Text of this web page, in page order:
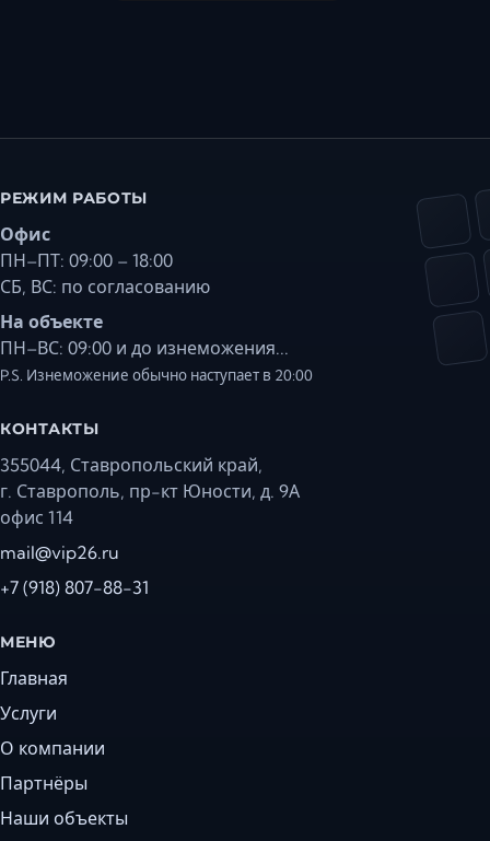
РЕЖИМ РАБОТЫ
Офис
ПН–ПТ: 09:00 – 18:00
СБ, ВС: по согласованию
На объекте
ПН–ВС: 09:00 и до изнеможения...
P.S. Изнеможение обычно наступает в 20:00
КОНТАКТЫ
355044, Ставропольский край,
г. Ставрополь, пр-кт Юности, д. 9А
офис 114
mail@vip26.ru
+7 (918) 807-88-31
МЕНЮ
Главная
Услуги
О компании
Партнёры
Наши объекты